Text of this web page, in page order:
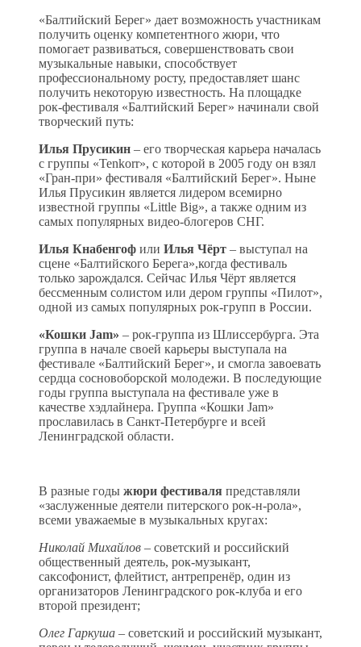
«Балтийский Берег» дает возможность участникам
получить оценку компетентного жюри, что
помогает развиваться, совершенствовать свои
музыкальные навыки, способствует
профессиональному росту, предоставляет шанс
получить некоторую известность. На площадке
рок-фестиваля «Балтийский Берег» начинали свой
творческий путь:
Илья Прусикин – его творческая карьера началась
с группы «Tenkorr», с которой в 2005 году он взял
«Гран-при» фестиваля «Балтийский Берег». Ныне
Илья Прусикин является лидером всемирно
известной группы «Little Big», а также одним из
самых популярных видео-блогеров СНГ.
Илья Кнабенгоф или Илья Чёрт – выступал на
сцене «Балтийского Берега»,когда фестиваль
только зарождался. Сейчас Илья Чёрт является
бессменным солистом или дером группы «Пилот»,
одной из самых популярных рок-групп в России.
«Кошки Jam» – рок-группа из Шлиссербурга. Эта
группа в начале своей карьеры выступала на
фестивале «Балтийский Берег», и смогла завоевать
сердца сосновоборской молодежи. В последующие
годы группа выступала на фестивале уже в
качестве хэдлайнера. Группа «Кошки Jam»
прославилась в Санкт-Петербурге и всей
Ленинградской области.
В разные годы жюри фестиваля представляли
«заслуженные деятели питерского рок-н-рола»,
всеми уважаемые в музыкальных кругах:
Николай Михайлов – советский и российский
общественный деятель, рок-музыкант,
саксофонист, флейтист, антрепренёр, один из
организаторов Ленинградского рок-клуба и его
второй президент;
Олег Гаркуша – советский и российский музыкант,